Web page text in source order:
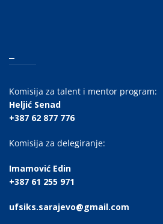
Komisija za talent i mentor program:
Heljić Senad
+387 62 877 776
Komisija za delegiranje:
Imamović Edin
+387 61 255 971
ufsiks.sarajevo@gmail.com